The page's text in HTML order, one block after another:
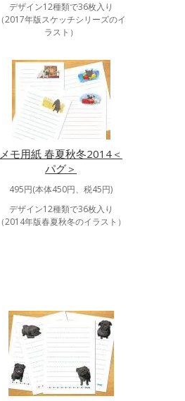
デザイン12種類で36枚入り
（2017年版スケッチシリーズのイ
ラスト）
メモ用紙 春夏秋冬2014＜
パグ＞
495円(本体450円、税45円)
デザイン12種類で36枚入り
（2014年版春夏秋冬のイラスト）